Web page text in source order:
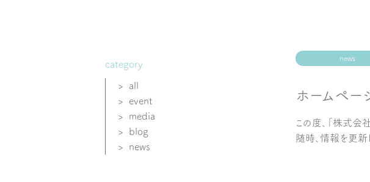
category
>
all
>
event
>
media
>
blog
>
news
news
ホームペー
この度、「株式会
随時、情報を更新